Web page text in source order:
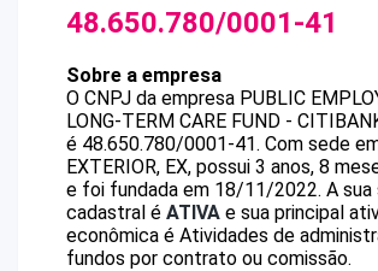
48.650.780/0001-41
Sobre a empresa
O CNPJ da empresa PUBLIC
LONG-TERM CARE FUND -
é 48.650.780/0001-41. Com sede
EXTERIOR, EX, possui 3 anos, 8
e foi fundada em 18/11/2022. A
cadastral é ATIVA e sua principal
econômica é Atividades de
fundos por contrato ou comissão.